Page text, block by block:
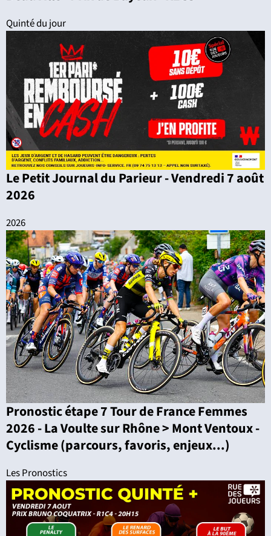
Quinté du jour
Le Petit Journal du Parieur - Vendredi 7 août
2026
2026
Pronostic étape 7 Tour de France Femmes
2026 - La Voulte sur Rhône > Mont Ventoux -
Cyclisme (parcours, favoris, enjeux...)
Les Pronostics